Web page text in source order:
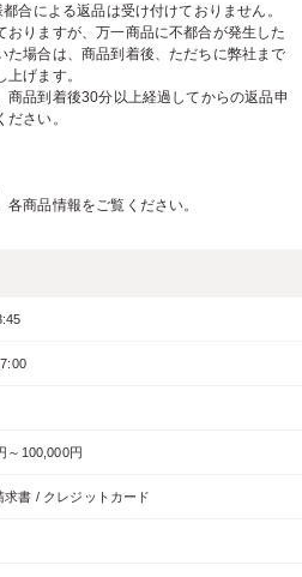
合による返品は受け付けておりません。
りますが、万一商品に不都合が発生した
た場合は、商品到着後、ただちに弊社まで
げます。
品到着後30分以上経過してからの返品申
さい。
商品情報をご覧ください。
～100,000円
求書 / クレジットカード